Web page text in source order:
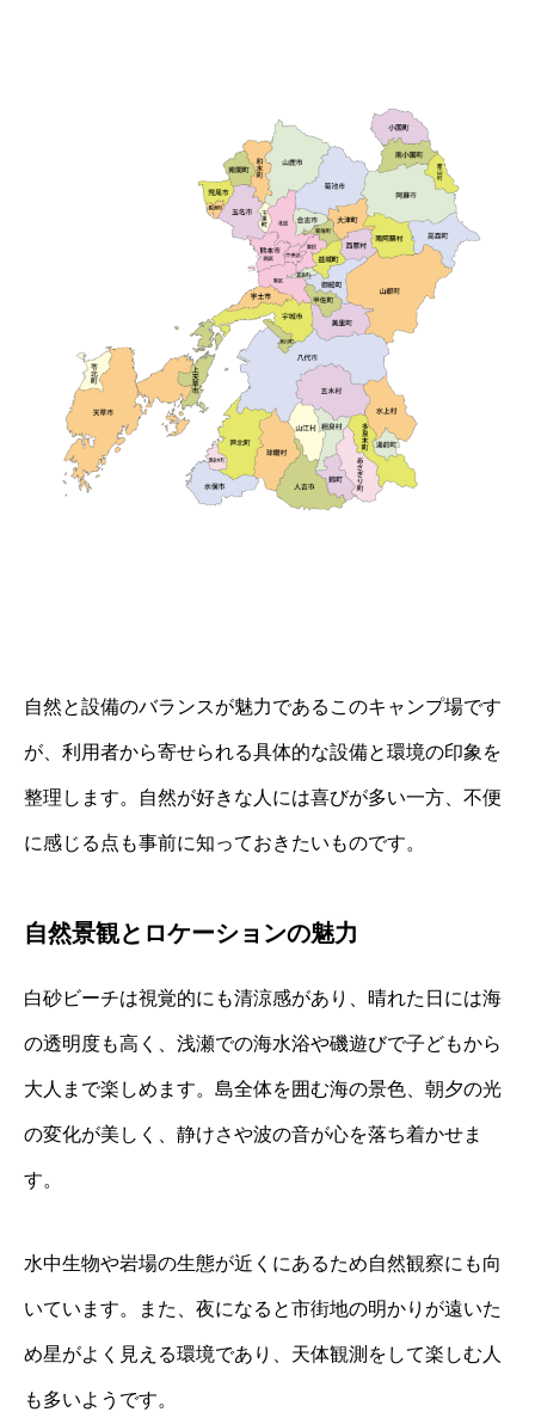
自然と設備のバランスが魅力であるこのキャンプ場です
が、利用者から寄せられる具体的な設備と環境の印象を
整理します。自然が好きな人には喜びが多い一方、不便
に感じる点も事前に知っておきたいものです。
自然景観とロケーションの魅力
白砂ビーチは視覚的にも清涼感があり、晴れた日には海
の透明度も高く、浅瀬での海水浴や磯遊びで子どもから
大人まで楽しめます。島全体を囲む海の景色、朝夕の光
の変化が美しく、静けさや波の音が心を落ち着かせま
す。
水中生物や岩場の生態が近くにあるため自然観察にも向
いています。また、夜になると市街地の明かりが遠いた
め星がよく見える環境であり、天体観測をして楽しむ人
も多いようです。